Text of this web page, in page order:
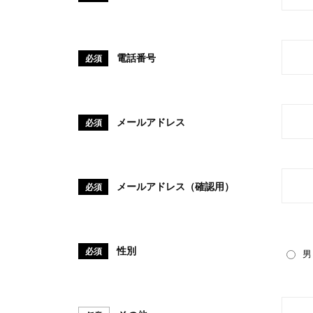
必須 電話番号
必須 メールアドレス
必須 メールアドレス（確認用）
必須 性別 男